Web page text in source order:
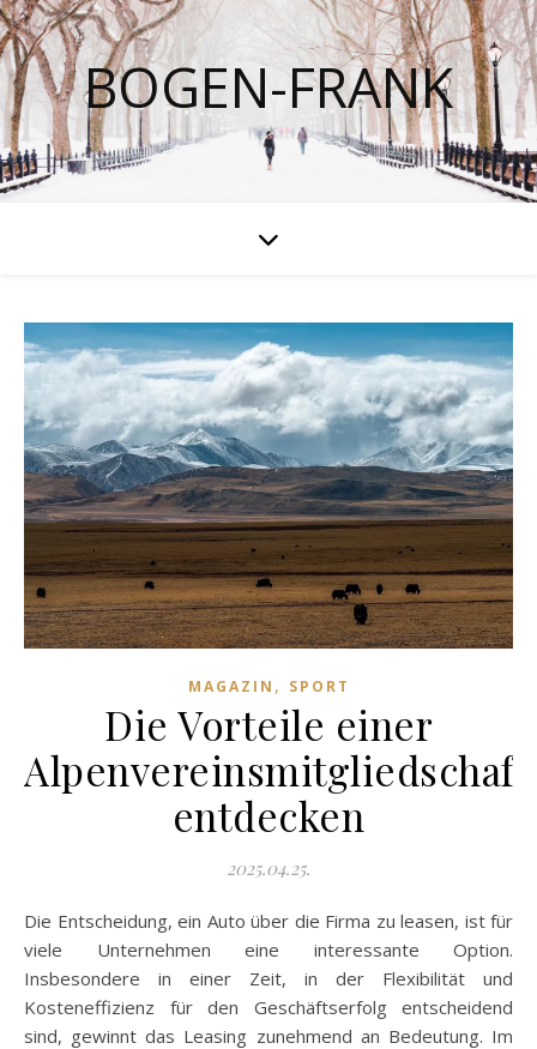
BOGEN-FRANK
MAGAZIN , SPORT
Die Vorteile einer
Alpenvereinsmitgliedschaft
entdecken
2025.04.25.
Die Entscheidung, ein Auto über die Firma zu leasen, ist für
viele Unternehmen eine interessante Option.
Insbesondere in einer Zeit, in der Flexibilität und
Kosteneffizienz für den Geschäftserfolg entscheidend
sind, gewinnt das Leasing zunehmend an Bedeutung. Im